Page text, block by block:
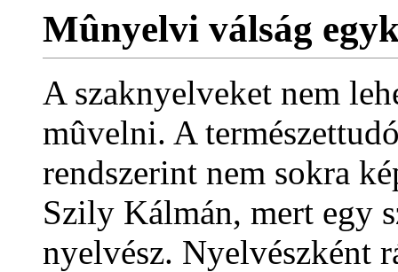
Mûnyelvi válság
A szaknyelveket nem
mûvelni. A
rendszerint nem sokra
Szily Kálmán, mert egy
nyelvész. Nyelvészként